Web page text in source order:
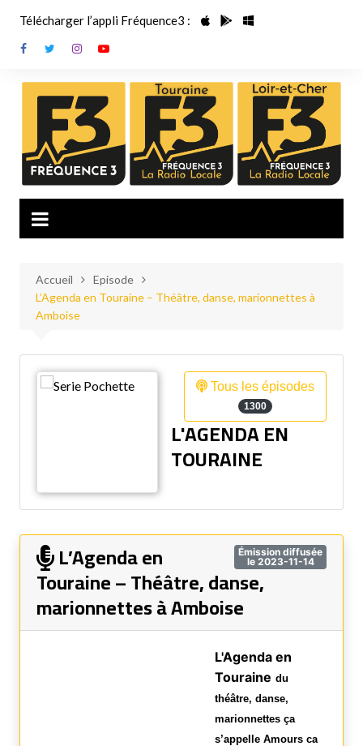
contenu
Télécharger l’appli Fréquence3 :
Accueil
Episode
L’Agenda en Touraine – Théâtre, danse, marionnettes à
Amboise
Tous les épisodes
1300
L'AGENDA EN
TOURAINE
Émission diffusée
le 2023-11-14
L’Agenda en
Touraine – Théâtre, danse,
marionnettes à Amboise
L'Agenda en
Touraine du
théâtre, danse,
marionnettes ça
s’appelle Amours ca